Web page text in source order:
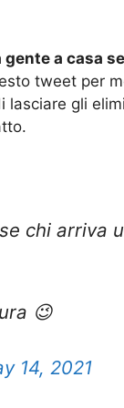
a casa
tweet per
lasciare gli
chi arriva
😉
14, 2021